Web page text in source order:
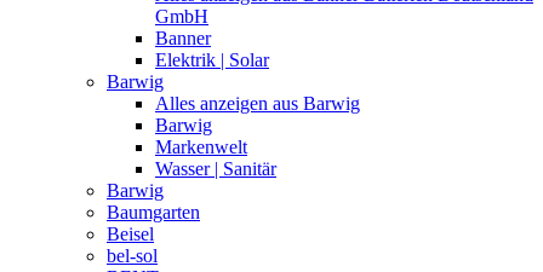
GmbH
Banner
Elektrik | Solar
Barwig
Alles anzeigen aus Barwig
Barwig
Markenwelt
Wasser | Sanitär
Barwig
Baumgarten
Beisel
bel-sol